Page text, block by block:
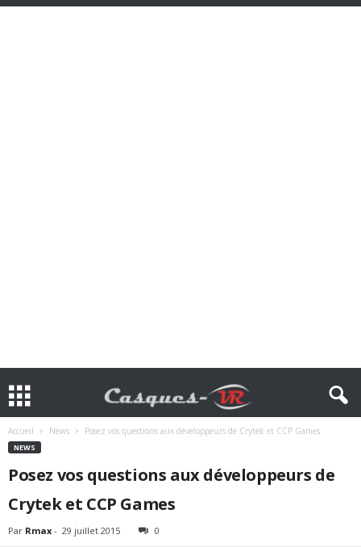
Accueil News Posez vos questions aux développeurs de Crytek et CCP Games
NEWS
Posez vos questions aux développeurs de
Crytek et CCP Games
Par Rmax - 29 juillet 2015 0